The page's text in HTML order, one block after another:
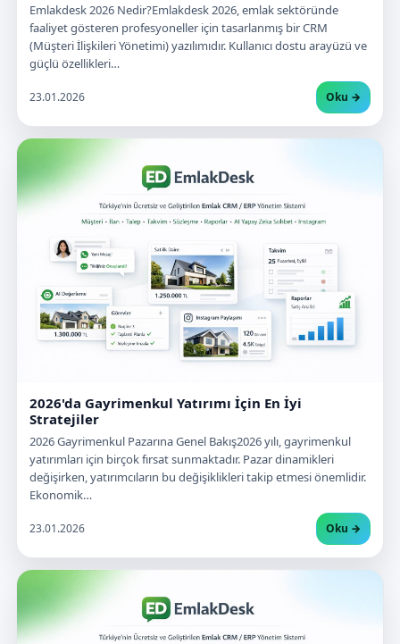
Emlakdesk 2026 Nedir?Emlakdesk 2026, emlak sektöründe
faaliyet gösteren profesyoneller için tasarlanmış bir CRM
(Müşteri İlişkileri Yönetimi) yazılımıdır. Kullanıcı dostu arayüzü ve
güçlü özellikleri…
23.01.2026 Oku →
2026'da Gayrimenkul Yatırımı İçin En İyi
Stratejiler
2026 Gayrimenkul Pazarına Genel Bakış2026 yılı, gayrimenkul
yatırımları için birçok fırsat sunmaktadır. Pazar dinamikleri
değişirken, yatırımcıların bu değişiklikleri takip etmesi önemlidir.
Ekonomik…
23.01.2026 Oku →